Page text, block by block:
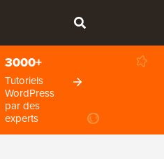
3000+
Tutoriels
WordPress
par des
experts